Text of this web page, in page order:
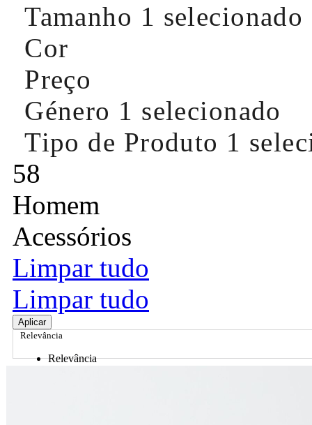
Tamanho 1 selecionado
Cor
Preço
Género 1 selecionado
Tipo de Produto 1
58
Homem
Acessórios
Limpar tudo
Limpar tudo
Aplicar
Relevância
Relevância